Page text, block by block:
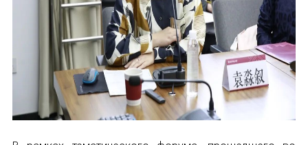
ИМЯ
E-MAIL
СООБЩЕНИЕ